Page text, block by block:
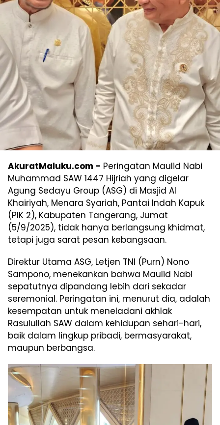
AkuratMaluku.com – Peringatan Maulid Nabi
Muhammad SAW 1447 Hijriah yang digelar
Agung Sedayu Group (ASG) di Masjid Al
Khairiyah, Menara Syariah, Pantai Indah Kapuk
(PIK 2), Kabupaten Tangerang, Jumat
(5/9/2025), tidak hanya berlangsung khidmat,
tetapi juga sarat pesan kebangsaan.
Direktur Utama ASG, Letjen TNI (Purn) Nono
Sampono, menekankan bahwa Maulid Nabi
sepatutnya dipandang lebih dari sekadar
seremonial. Peringatan ini, menurut dia, adalah
kesempatan untuk meneladani akhlak
Rasulullah SAW dalam kehidupan sehari-hari,
baik dalam lingkup pribadi, bermasyarakat,
maupun berbangsa.